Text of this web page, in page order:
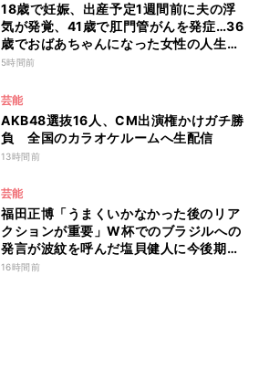
18歳で妊娠、出産予定1週間前に夫の浮
気が発覚、41歳で肛門管がんを発症…36
歳でおばあちゃんになった女性の人生に
島田珠代も思わず涙 『愛のハイエナ
5時間前
芸能
AKB48選抜16人、CM出演権かけガチ勝
負 全国のカラオケルームへ生配信
13時間前
芸能
福田正博「うまくいかなかった後のリア
クションが重要」W杯でのブラジルへの
発言が波紋を呼んだ塩貝健人に今後期待
することは？
16時間前